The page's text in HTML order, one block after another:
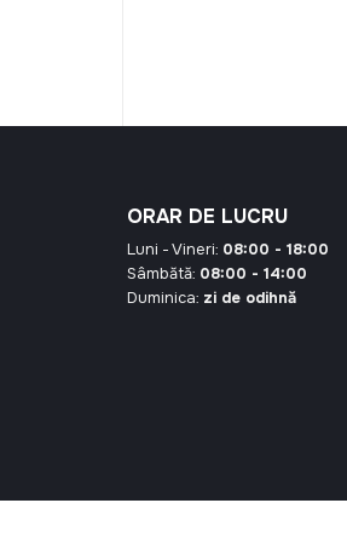
ORAR DE LUCRU
Luni - Vineri: 08:00 - 18:00
Sâmbătă: 08:00 - 14:00
Duminica: zi de odihnă